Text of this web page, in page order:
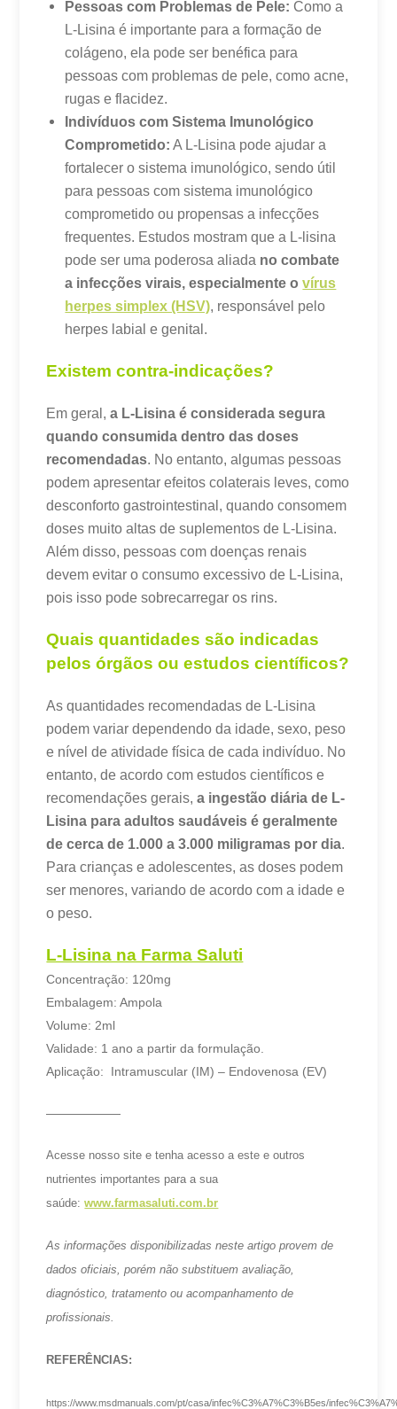
Pessoas com Problemas de Pele: Como a
L-Lisina é importante para a formação de
colágeno, ela pode ser benéfica para
pessoas com problemas de pele, como acne,
rugas e flacidez.
Indivíduos com Sistema Imunológico
Comprometido: A L-Lisina pode ajudar a
fortalecer o sistema imunológico, sendo útil
para pessoas com sistema imunológico
comprometido ou propensas a infecções
frequentes. Estudos mostram que a L-lisina
pode ser uma poderosa aliada nocombate
a infecções virais, especialmente ovírus
herpes simplex (HSV), responsável pelo
herpes labial e genital.
Existem contra-indicações?
Em geral,a L-Lisina é considerada segura
quando consumida dentro das doses
recomendadas. No entanto, algumas pessoas
podem apresentar efeitos colaterais leves, como
desconforto gastrointestinal, quando consomem
doses muito altas de suplementos de L-Lisina.
Além disso, pessoas com doenças renais
devem evitar o consumo excessivo de L-Lisina,
pois isso pode sobrecarregar os rins.
Quais quantidades são indicadas
pelos órgãos ou estudos científicos?
As quantidades recomendadas de L-Lisina
podem variar dependendo da idade, sexo, peso
e nível de atividade física de cada indivíduo. No
entanto, de acordo com estudos científicos e
recomendações gerais,a ingestão diária de L-
Lisina para adultos saudáveis é geralmente
de cerca de 1.000 a 3.000 miligramas por dia.
Para crianças e adolescentes, as doses podem
ser menores, variando de acordo com a idade e
o peso.
L-Lisina na Farma Saluti
Concentração: 120mg
Embalagem: Ampola
Volume: 2ml
Validade: 1 ano a partir da formulação.
Aplicação: Intramuscular (IM) – Endovenosa (EV)
——————
Acesse nosso site e tenha acesso a este e outros
nutrientes importantes para a sua
saúde:www.farmasaluti.com.br
As informações disponibilizadas neste artigo provem de
dados oficiais, porém não substituem avaliação,
diagnóstico, tratamento ou acompanhamento de
profissionais.
REFERÊNCIAS:
https://www.msdmanuals.com/pt/casa/infec%C3%A7%C3%B5es/